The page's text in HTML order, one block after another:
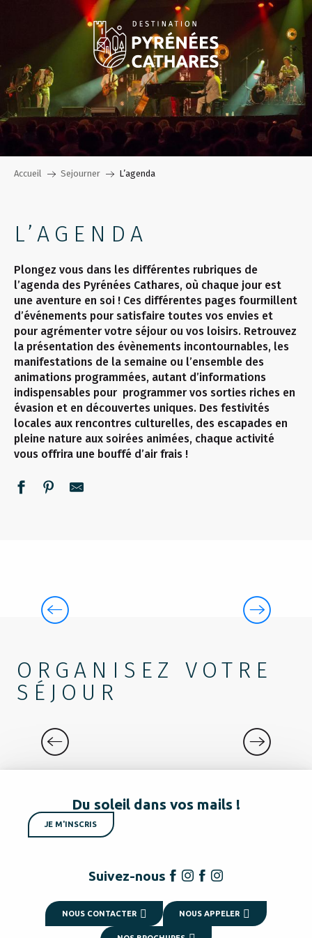
Accueil Sejourner L’agenda
L’AGENDA
Plongez vous dans les différentes rubriques de
l’agenda des Pyrénées Cathares, où chaque jour est
une aventure en soi ! Ces différentes pages fourmillent
d’événements pour satisfaire toutes vos envies et
pour agrémenter votre séjour ou vos loisirs. Retrouvez
la présentation des évènements incontournables, les
manifestations de la semaine ou l’ensemble des
animations programmées, autant d’informations
indispensables pour programmer vos sorties riches en
évasion et en découvertes uniques. Des festivités
locales aux rencontres culturelles, des escapades en
pleine nature aux soirées animées, chaque activité
vous offrira une bouffé d’air frais !
ORGANISEZ VOTRE
SÉJOUR
Du soleil dans vos mails !
JE M'INSCRIS
Suivez-nous
NOUS CONTACTER NOUS APPELER